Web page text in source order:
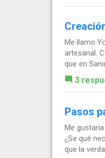
Me llamo
artesanal.
que en
3
Pasos
Me
¿Se qué
que la